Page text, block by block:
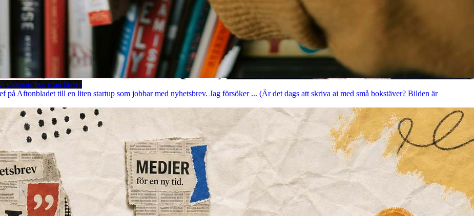
glömma hur man läser?
Aftonbladet till en liten startup som jobbar med nyhetsbrev. Jag försöker ... (Är det dags att skriva ai med små bokstäver? Bilden är